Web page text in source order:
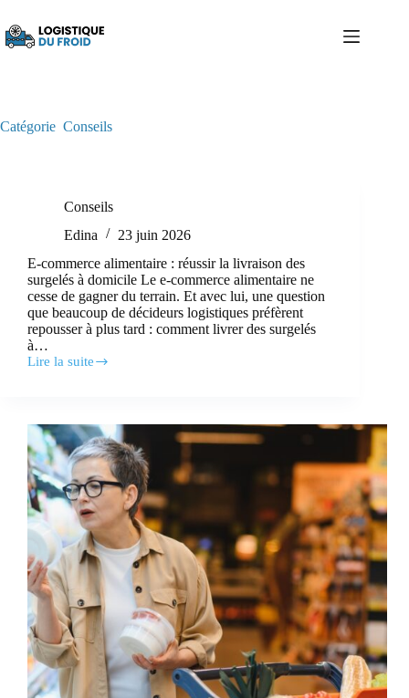
au
contenu
Catégorie Conseils
Conseils
Edina
23 juin 2026
E-commerce alimentaire : réussir la livraison des
surgelés à domicile Le e-commerce alimentaire ne
cesse de gagner du terrain. Et avec lui, une question
que beaucoup de décideurs logistiques préfèrent
repousser à plus tard : comment livrer des surgelés
à…
Lire la suite